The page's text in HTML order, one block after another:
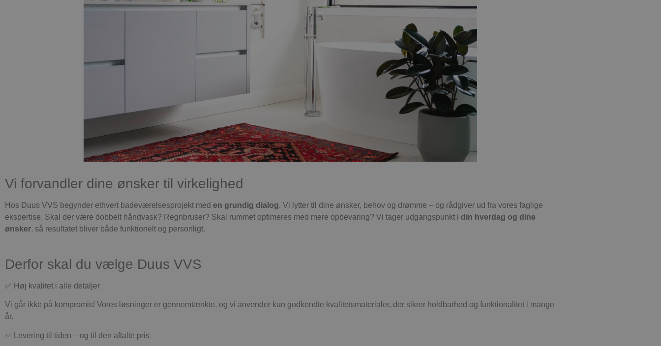
Vi forvandler dine ønsker til virkelighed
Hos Duus VVS begynder ethvert badeværelsesprojekt med en grundig dialog. Vi lytter til dine ønsker, behov og drømme – og rådgiver ud fra vores faglige
ekspertise. Skal der være dobbelt håndvask? Regnbruser? Skal rummet optimeres med mere opbevaring? Vi tager udgangspunkt i din hverdag og dine
ønsker, så resultatet bliver både funktionelt og personligt.
Derfor skal du vælge Duus VVS
✅ Høj kvalitet i alle detaljer
Vi går ikke på kompromis! Vores løsninger er gennemtænkte, og vi anvender kun godkendte kvalitetsmaterialer, der sikrer holdbarhed og funktionalitet i mange
år.
✅ Levering til tiden – og til den aftalte pris